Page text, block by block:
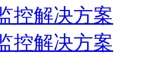
控解决方案
控解决方案